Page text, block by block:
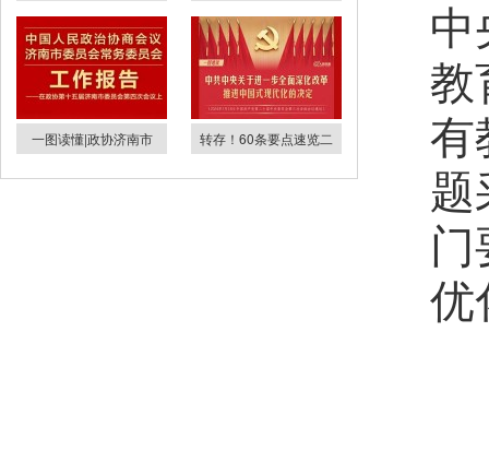
一图读懂|政协济南市 转存！60条要点速览二
中
教
有
题
门
优